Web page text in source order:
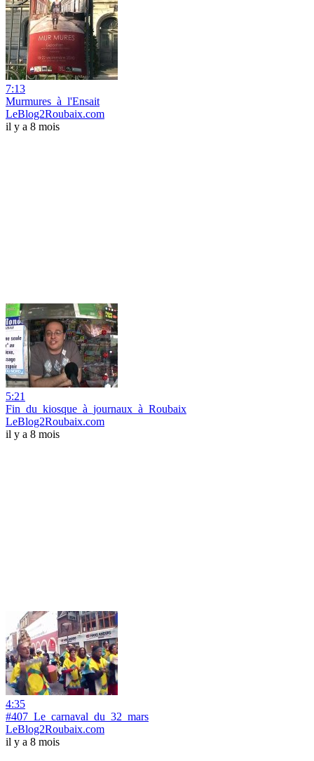
7:13
Murmures_à_l'Ensait
LeBlog2Roubaix.com
il y a 8 mois
5:21
Fin_du_kiosque_à_journaux_à_Roubaix
LeBlog2Roubaix.com
il y a 8 mois
4:35
#407_Le_carnaval_du_32_mars
LeBlog2Roubaix.com
il y a 8 mois